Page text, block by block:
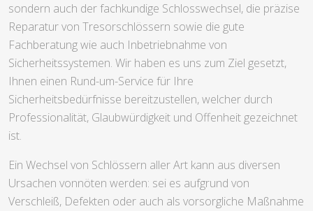
sondern auch der fachkundige Schlosswechsel, die präzise
Reparatur von Tresorschlössern sowie die gute
Fachberatung wie auch Inbetriebnahme von
Sicherheitssystemen. Wir haben es uns zum Ziel gesetzt,
Ihnen einen Rund-um-Service für Ihre
Sicherheitsbedürfnisse bereitzustellen, welcher durch
Professionalität, Glaubwürdigkeit und Offenheit gezeichnet
ist.
Ein Wechsel von Schlössern aller Art kann aus diversen
Ursachen vonnöten werden: sei es aufgrund von
Verschleiß, Defekten oder auch als vorsorgliche Maßnahme